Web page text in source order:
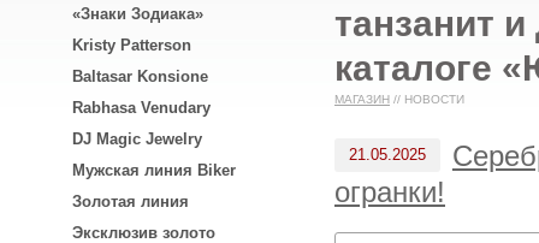
«Знаки Зодиака»
Kristy Patterson
Baltasar Konsione
Rabhasa Venudary
DJ Magic Jewelry
Мужская линия Biker
Золотая линия
Эксклюзив золото
танзанит
каталоге
МАГАЗИН // НОВОСТИ
21.05.2025
огранки!